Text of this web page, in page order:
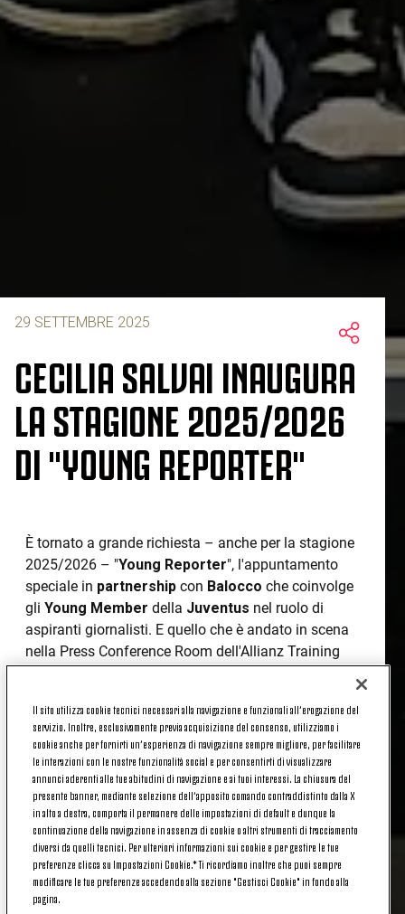
29 SETTEMBRE 2025
CECILIA SALVAI INAUGURA
LA STAGIONE 2025/2026
DI "YOUNG REPORTER"
È tornato a grande richiesta – anche per la stagione
2025/2026 – "Young Reporter", l'appuntamento
speciale in partnership con Balocco che coinvolge
gli Young Member della Juventus nel ruolo di
aspiranti giornalisti. E quello che è andato in scena
nella Press Conference Room dell'Allianz Training
della nuova annata: è stata, infatti, un'emozionante
prima voltain quanto la protagonista di questo
format è stata unagiocatricedelleJuventus
Women: CeciliaSalvai, colonna della Prima
Squadra Femminile bianconera.
L'attività ha coinvolto13 Young Memberdi età
compresatra gli 11 e i 13 annie ogni partecipante
ha avuto l'occasione di porre una domanda a
Cecilia. È stata un'occasione unica per avvicinarsi al
Il sito utilizza cookie tecnici necessari alla navigazione e funzionali all’erogazione del
servizio. Inoltre, esclusivamente previa acquisizione del consenso, utilizziamo i
cookie anche per fornirti un’esperienza di navigazione sempre migliore, per facilitare
le interazioni con le nostre funzionalità social e per consentirti di visualizzare
annunci aderenti alle tue abitudini di navigazione e ai tuoi interessi. La chiusura del
presente banner, mediante selezione dell’apposito comando contraddistinto dalla X
in alto a destra, comporta il permanere delle impostazioni di default e dunque la
continuazione della navigazione in assenza di cookie o altri strumenti di tracciamento
diversi da quelli tecnici. Per ulteriori informazioni sui cookie e per gestire le tue
preferenze clicca su Impostazioni Cookie.* Ti ricordiamo inoltre che puoi sempre
modificare le tue preferenze accedendo alla sezione "Gestisci Cookie" in fondo alla
pagina.